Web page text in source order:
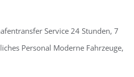
Service 24 Stunden, 7
Personal Moderne Fahrzeuge,